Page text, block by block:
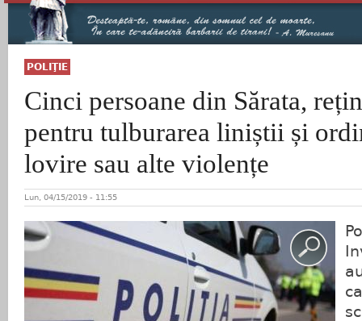
POLIŢIE
Cinci persoane din Sărata,
pentru tulburarea liniștii și
lovire sau alte violențe
Lun, 04/15/2019 - 11:55